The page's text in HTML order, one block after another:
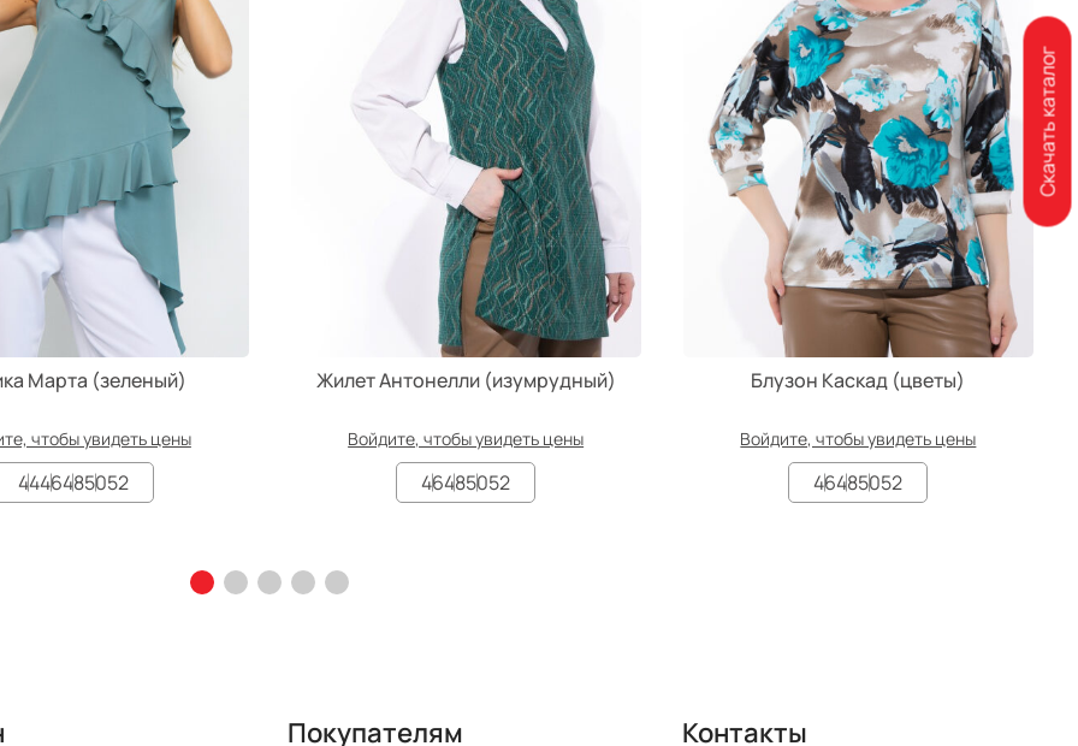
Марта (зеленый)
чтобы увидеть цены
4446485052
Жилет Антонелли (изумрудный)
Войдите, чтобы увидеть цены
46485052
Блузон Каскад (цветы)
Войдите, чтобы увидеть цены
46485052
Покупателям Контакты
Скачать каталог